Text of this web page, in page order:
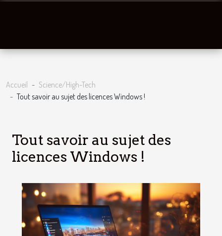
Accueil
Science/High-Tech
Tout savoir au sujet des licences Windows !
Tout savoir au sujet des
licences Windows !